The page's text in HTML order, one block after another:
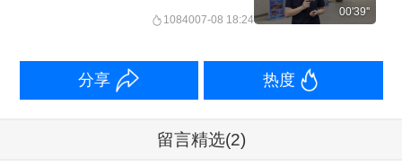
额将大幅上涨︱一探·活力中国
1084007-08 18:24
00'39''
分享 热度
留言精选(2)